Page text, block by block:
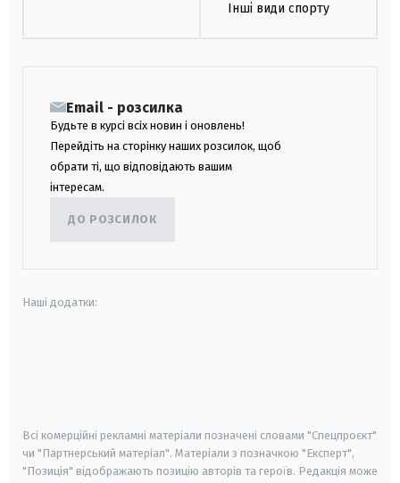
Інші види спорту
Email - розсилка
Будьте в курсі всіх новин і оновлень!
Перейдіть на сторінку наших розсилок, щоб
обрати ті, що відповідають вашим
інтересам.
ДО РОЗСИЛОК
Наші додатки:
Всі комерційні рекламні матеріали позначені словами "Спецпроєкт"
чи "Партнерський матеріал". Матеріали з позначкою "Експерт",
"Позиція" відображають позицію авторів та героїв. Редакція може